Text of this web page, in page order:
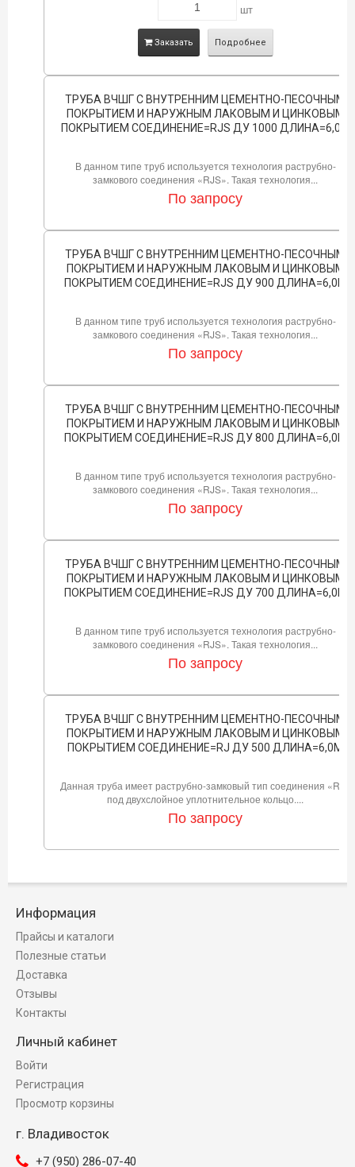
шт
Заказать Подробнее
ТРУБА ВЧШГ С ВНУТРЕННИМ ЦЕМЕНТНО-ПЕСОЧНЫМ
ПОКРЫТИЕМ И НАРУЖНЫМ ЛАКОВЫМ И ЦИНКОВЫМ
ПОКРЫТИЕМ СОЕДИНЕНИЕ=RJS ДУ 1000 ДЛИНА=6,0М
В данном типе труб используется технология раструбно-
замкового соединения «RJS». Такая технология...
По запросу
ТРУБА ВЧШГ С ВНУТРЕННИМ ЦЕМЕНТНО-ПЕСОЧНЫМ
ПОКРЫТИЕМ И НАРУЖНЫМ ЛАКОВЫМ И ЦИНКОВЫМ
ПОКРЫТИЕМ СОЕДИНЕНИЕ=RJS ДУ 900 ДЛИНА=6,0М
В данном типе труб используется технология раструбно-
замкового соединения «RJS». Такая технология...
По запросу
ТРУБА ВЧШГ С ВНУТРЕННИМ ЦЕМЕНТНО-ПЕСОЧНЫМ
ПОКРЫТИЕМ И НАРУЖНЫМ ЛАКОВЫМ И ЦИНКОВЫМ
ПОКРЫТИЕМ СОЕДИНЕНИЕ=RJS ДУ 800 ДЛИНА=6,0М
В данном типе труб используется технология раструбно-
замкового соединения «RJS». Такая технология...
По запросу
ТРУБА ВЧШГ С ВНУТРЕННИМ ЦЕМЕНТНО-ПЕСОЧНЫМ
ПОКРЫТИЕМ И НАРУЖНЫМ ЛАКОВЫМ И ЦИНКОВЫМ
ПОКРЫТИЕМ СОЕДИНЕНИЕ=RJS ДУ 700 ДЛИНА=6,0М
В данном типе труб используется технология раструбно-
замкового соединения «RJS». Такая технология...
По запросу
ТРУБА ВЧШГ С ВНУТРЕННИМ ЦЕМЕНТНО-ПЕСОЧНЫМ
ПОКРЫТИЕМ И НАРУЖНЫМ ЛАКОВЫМ И ЦИНКОВЫМ
ПОКРЫТИЕМ СОЕДИНЕНИЕ=RJ ДУ 500 ДЛИНА=6,0М
Данная труба имеет раструбно-замковый тип соединения «RJ»
под двухслойное уплотнительное кольцо....
По запросу
Информация
Прайсы и каталоги
Полезные статьи
Доставка
Отзывы
Контакты
Личный кабинет
Войти
Регистрация
Просмотр корзины
г. Владивосток
+7 (950) 286-07-40